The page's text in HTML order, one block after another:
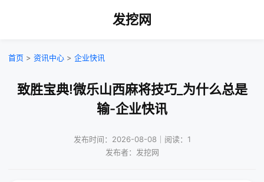
发挖网
首页 > 资讯中心 > 企业快讯
致胜宝典!微乐山西麻将技巧_为什么总是
输-企业快讯
发布时间：2026-08-08｜阅读：1
发布者：发挖网